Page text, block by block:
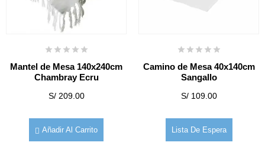
Mantel de Mesa 140x240cm
Chambray Ecru
S/209.00
Añadir Al Carrito
Camino de Mesa 40x140cm
Sangallo
S/109.00
Lista De Espera